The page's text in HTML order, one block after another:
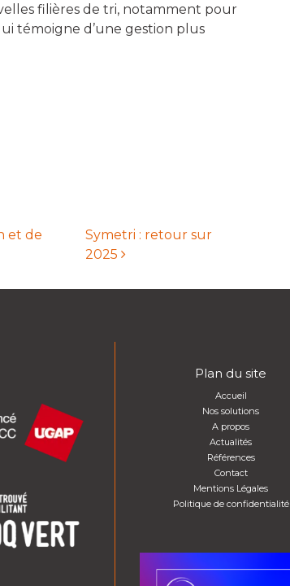
filières de tri, notamment pour
témoigne d’une gestion plus
et de
Symetri : retour sur
2025
Plan du site
Accueil
Nos solutions
A propos
Actualités
Références
Contact
Mentions Légales
Politique de confidentialité